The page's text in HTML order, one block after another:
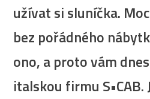
užívat si sluníčka.
bez pořádného
ono, a proto vám
italskou firmu